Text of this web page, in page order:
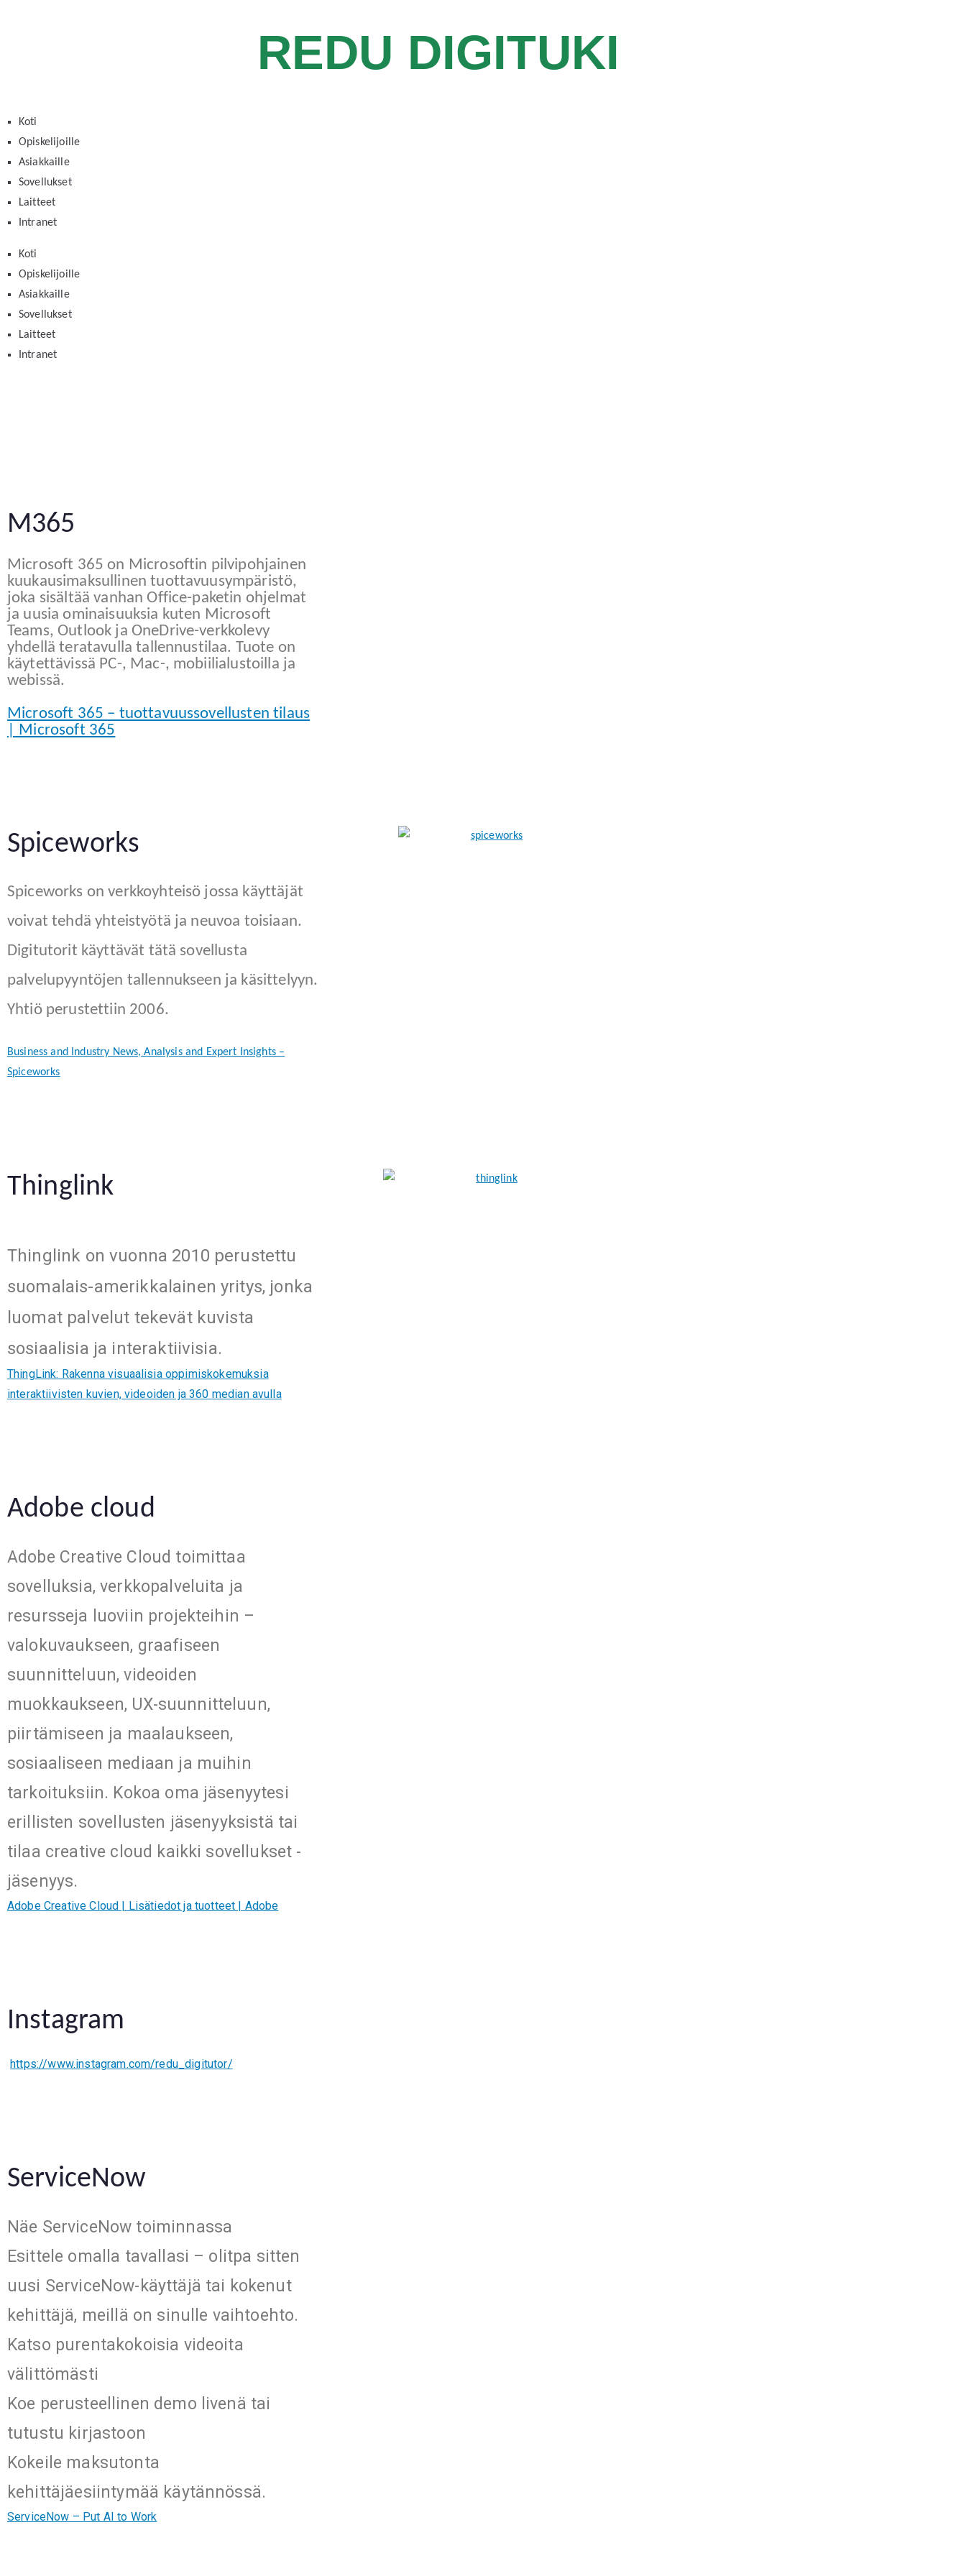
REDU DIGITUKI
Koti
Opiskelijoille
Asiakkaille
Sovellukset
Laitteet
Intranet
Koti
Opiskelijoille
Asiakkaille
Sovellukset
Laitteet
Intranet
M365
Microsoft 365 on Microsoftin pilvipohjainen
kuukausimaksullinen tuottavuusympäristö,
joka sisältää vanhan Office-paketin ohjelmat
ja uusia ominaisuuksia kuten Microsoft
Teams, Outlook ja OneDrive-verkkolevy
yhdellä teratavulla tallennustilaa. Tuote on
käytettävissä PC-, Mac-, mobiilialustoilla ja
webissä.
Microsoft 365 – tuottavuussovellusten tilaus
| Microsoft 365
Spiceworks
Spiceworks on verkkoyhteisö jossa käyttäjät
voivat tehdä yhteistyötä ja neuvoa toisiaan.
Digitutorit käyttävät tätä sovellusta
palvelupyyntöjen tallennukseen ja käsittelyyn.
Yhtiö perustettiin 2006.
Business and Industry News, Analysis and Expert Insights –
Spiceworks
Thinglink
Thinglink on vuonna 2010 perustettu
suomalais-amerikkalainen yritys, jonka
luomat palvelut tekevät kuvista
sosiaalisia ja interaktiivisia.
ThingLink: Rakenna visuaalisia oppimiskokemuksia
interaktiivisten kuvien, videoiden ja 360 median avulla
Adobe cloud
Adobe Creative Cloud toimittaa
sovelluksia, verkkopalveluita ja
resursseja luoviin projekteihin –
valokuvaukseen, graafiseen
suunnitteluun, videoiden
muokkaukseen, UX-suunnitteluun,
piirtämiseen ja maalaukseen,
sosiaaliseen mediaan ja muihin
tarkoituksiin. Kokoa oma jäsenyytesi
erillisten sovellusten jäsenyyksistä tai
tilaa creative cloud kaikki sovellukset -
jäsenyys.
Adobe Creative Cloud | Lisätiedot ja tuotteet | Adobe
Instagram
https://www.instagram.com/redu_digitutor/
ServiceNow
Näe ServiceNow toiminnassa
Esittele omalla tavallasi – olitpa sitten
uusi ServiceNow-käyttäjä tai kokenut
kehittäjä, meillä on sinulle vaihtoehto.
Katso purentakokoisia videoita
välittömästi
Koe perusteellinen demo livenä tai
tutustu kirjastoon
Kokeile maksutonta
kehittäjäesiintymää käytännössä.
ServiceNow – Put AI to Work